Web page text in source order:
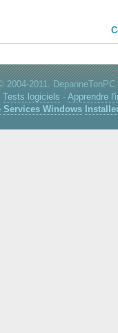
2004-2011.
Tests logiciels - Apprendre
Services Windows